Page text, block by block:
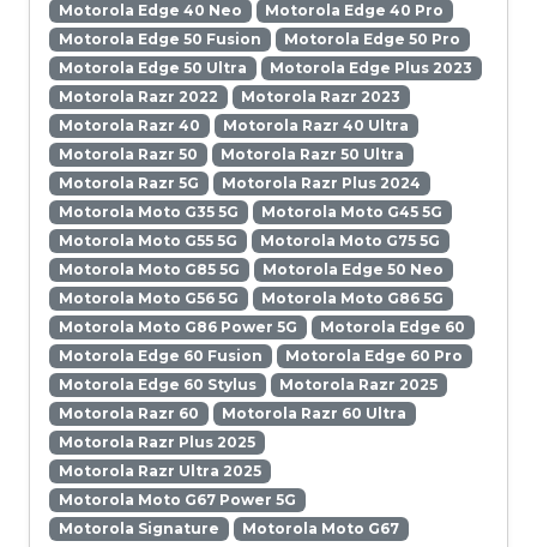
Motorola Edge 40 Neo
Motorola Edge 40 Pro
Motorola Edge 50 Fusion
Motorola Edge 50 Pro
Motorola Edge 50 Ultra
Motorola Edge Plus 2023
Motorola Razr 2022
Motorola Razr 2023
Motorola Razr 40
Motorola Razr 40 Ultra
Motorola Razr 50
Motorola Razr 50 Ultra
Motorola Razr 5G
Motorola Razr Plus 2024
Motorola Moto G35 5G
Motorola Moto G45 5G
Motorola Moto G55 5G
Motorola Moto G75 5G
Motorola Moto G85 5G
Motorola Edge 50 Neo
Motorola Moto G56 5G
Motorola Moto G86 5G
Motorola Moto G86 Power 5G
Motorola Edge 60
Motorola Edge 60 Fusion
Motorola Edge 60 Pro
Motorola Edge 60 Stylus
Motorola Razr 2025
Motorola Razr 60
Motorola Razr 60 Ultra
Motorola Razr Plus 2025
Motorola Razr Ultra 2025
Motorola Moto G67 Power 5G
Motorola Signature
Motorola Moto G67